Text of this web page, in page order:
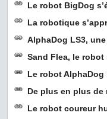
Le robot BigDog
La robotique
AlphaDog LS3,
Sand Flea, le
Le robot
De plus en plus
Le robot coureur